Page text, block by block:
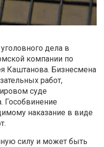
дела в
компании по
Каштанова. Бизнесмена
работ,
суде
Гособвинение
наказание в виде
силу и может быть